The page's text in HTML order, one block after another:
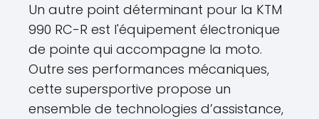
Un autre point déterminant pour la KTM
990 RC-R est l'équipement électronique
de pointe qui accompagne la moto.
Outre ses performances mécaniques,
cette supersportive propose un
ensemble de technologies d’assistance,